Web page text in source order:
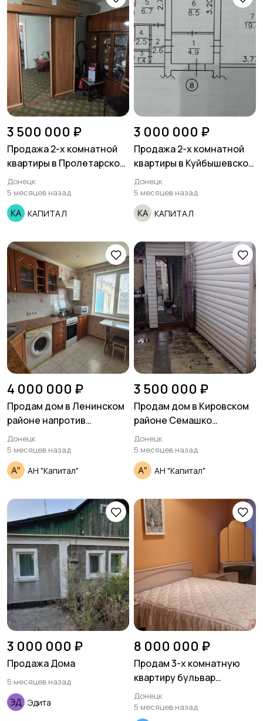
3 500 000 ₽
Продажа 2-х комнатной
квартиры в Пролетарском
районе ул. Щетинина
ориентиролоко.
Донецк
5 месяцев назад
КАПИТАЛ
3 000 000 ₽
Продажа 2-х комнатной
квартиры в Куйбышевском
районе Азотный.
Донецк
5 месяцев назад
КАПИТАЛ
4 000 000 ₽
Продам дом в Ленинском
районе напротив
исполкома.
Донецк
5 месяцев назад
АН "Капитал"
3 500 000 ₽
Продам дом в Кировском
районе Семашко
ул.Рыбацкая
Донецк
5 месяцев назад
АН "Капитал"
3 000 000 ₽
Продажа Дома
5 месяцев назад
Эдита
8 000 000 ₽
Продам 3-х комнатную
квартиру бульвар
Пушкина
Донецк
5 месяцев назад